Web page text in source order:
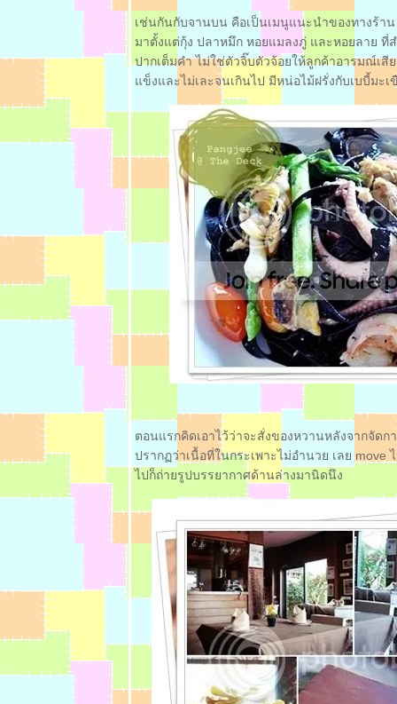
:: ** หม่ำๆ
อาหารซีฟู๊ดที่
ครัวปรีชา
จังหวัดชลบุรี
** ::
:: ** ติ่มซำ
ร้อนๆ @ ครัว
กรุงเทพ ** ::
:: ** อิ่มจนจุกที่
Outback
Steakhouse
ร้านสเต็ก
สัญชาติออสซี่
** ::
:: ** The Deck
นวันเหงา
(แต่ไม่เศร้า
นะ) ** ::
:: ** กาต๊าก กา
ต๊าก....ไก่ทอด
สนอร่อยกับ
ส้มตำของ
ปรด ** ::
:: ** Eating
Therapy
no.1# พาสต้า
@ Hay ในวัน
จิตตก ** ::
:: ** แวะอิ่มที่
ร้านศรีสุนีย์
นครนายก ทาง
ผ่านเข้า
พระนคร ** ::
:: ** ก๋วยเตี๋ยว
ปากอ้า...ร้าน
ชื่อแปลก แต่เก๋
เช่นกันกับจานบน คือเป็นเมนูแนะนำของทางร้า
มาตั้งแต่กุ้ง ปลาหมึก หอยแมลงภู่ และหอยลาย ที่
ปากเต็มคำ ไม่ใช่ตัวจิ๊บตัวจ้อยให้ลูกค้าอารมณ์เสี
ข็งและไม่เละจนเกินไป มีหน่อไม้ฝรั่งกับเบบี้มะ
ตอนแรกคิดเอาไว้ว่าจะสั่งของหวานหลังจากจัดก
ปรากฏว่าเนื้อที่ในกระเพาะไม่อำนวย เลย
ไปก็ถ่ายรูปบรรยากาศด้านล่างมานิดนึง